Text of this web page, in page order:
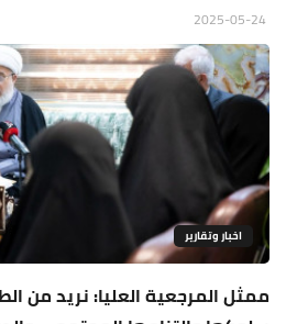
اخبار وتقارير
ممثل المرجعية العليا: نريد من